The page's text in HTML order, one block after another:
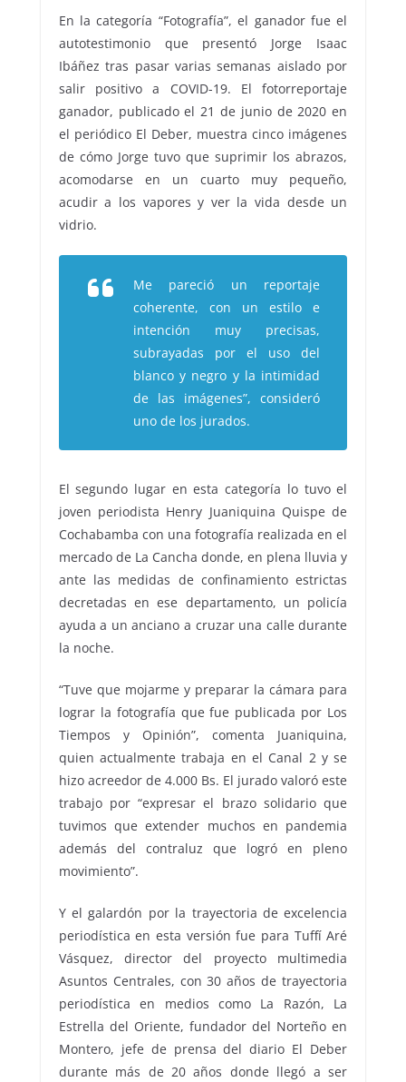
En la categoría “Fotografía”, el ganador fue el
autotestimonio que presentó Jorge Isaac
Ibáñez tras pasar varias semanas aislado por
salir positivo a COVID-19. El fotorreportaje
ganador, publicado el 21 de junio de 2020 en
el periódico El Deber, muestra cinco imágenes
de cómo Jorge tuvo que suprimir los abrazos,
acomodarse en un cuarto muy pequeño,
acudir a los vapores y ver la vida desde un
vidrio.
Me pareció un reportaje
coherente, con un estilo e
intención muy precisas,
subrayadas por el uso del
blanco y negro y la intimidad
de las imágenes”, consideró
uno de los jurados.
El segundo lugar en esta categoría lo tuvo el
joven periodista Henry Juaniquina Quispe de
Cochabamba con una fotografía realizada en el
mercado de La Cancha donde, en plena lluvia y
ante las medidas de confinamiento estrictas
decretadas en ese departamento, un policía
ayuda a un anciano a cruzar una calle durante
la noche.
“Tuve que mojarme y preparar la cámara para
lograr la fotografía que fue publicada por Los
Tiempos y Opinión”, comenta Juaniquina,
quien actualmente trabaja en el Canal 2 y se
hizo acreedor de 4.000 Bs. El jurado valoró este
trabajo por “expresar el brazo solidario que
tuvimos que extender muchos en pandemia
además del contraluz que logró en pleno
movimiento”.
Y el galardón por la trayectoria de excelencia
periodística en esta versión fue para Tuffí Aré
Vásquez, director del proyecto multimedia
Asuntos Centrales, con 30 años de trayectoria
periodística en medios como La Razón, La
Estrella del Oriente, fundador del Norteño en
Montero, jefe de prensa del diario El Deber
durante más de 20 años donde llegó a ser